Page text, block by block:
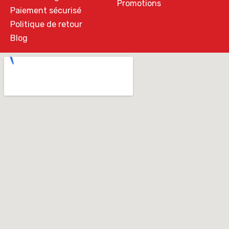
Paiement sécurisé
Politique de retour
Blog
Promotions